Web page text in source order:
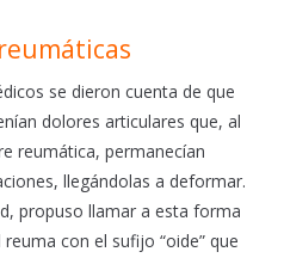
se dieron cuenta de que
dolores articulares que, al
reumática, permanecían
llegándolas a deformar.
propuso llamar a esta forma
con el sufijo “oide” que